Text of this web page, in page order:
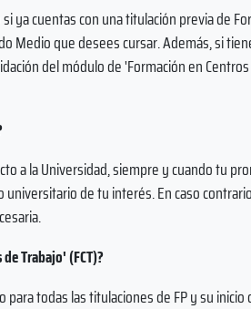
ya cuentas con una titulación previa de
Medio que desees cursar. Además, si
del módulo de 'Formación en
a la Universidad, siempre y cuando tu
de tu interés. En caso
Trabajo' (FCT)?
todas las titulaciones de FP y su